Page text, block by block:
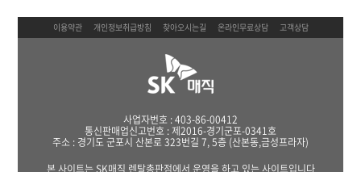
이용약관 개인정보취급방침 찾아오시는길 온라인무료상담 고객상담
사업자번호 : 403-86-00412
통신판매업신고번호 : 제2016-경기군포-0341호
주소 : 경기도 군포시 산본로 323번길 7, 5층 (산본동,금성프라자)
본 사이트는 SK매직 렌탈총판점에서 운영을 하고 있는 사이트입니다